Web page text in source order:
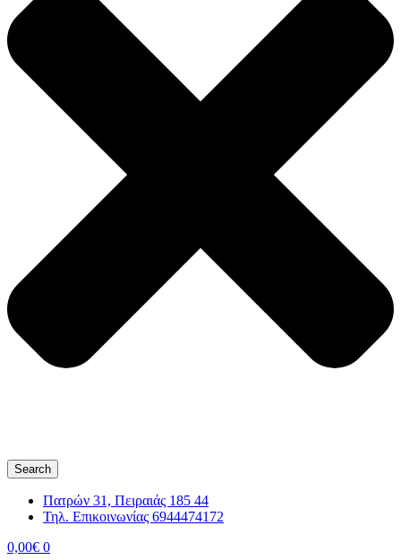
Search
Πατρών 31, Πειραιάς 185 44
Τηλ. Επικοινωνίας 6944474172
0,00€ 0